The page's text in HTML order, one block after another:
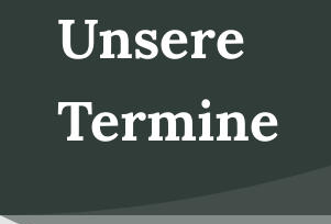
Unsere
Termine